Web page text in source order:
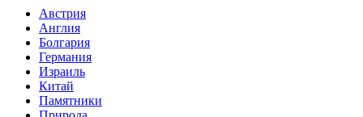
Австрия
Англия
Болгария
Германия
Израиль
Китай
Памятники